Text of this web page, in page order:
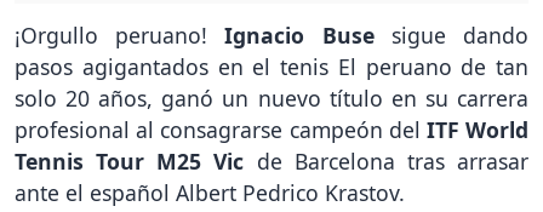
¡Orgullo peruano! Ignacio Buse sigue dando
pasos agigantados en el tenis El peruano de tan
solo 20 años, ganó un nuevo título en su carrera
profesional al consagrarse campeón del ITF World
Tennis Tour M25 Vic de Barcelona tras arrasar
ante el español Albert Pedrico Krastov.